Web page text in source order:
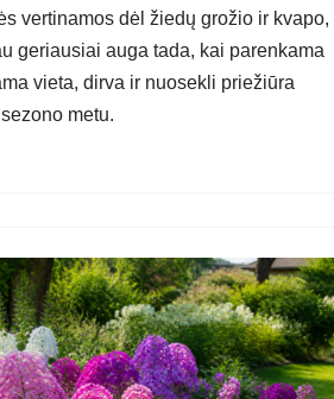
vertinamos dėl žiedų grožio ir kvapo,
geriausiai auga tada, kai parenkama
vieta, dirva ir nuosekli priežiūra
metu.